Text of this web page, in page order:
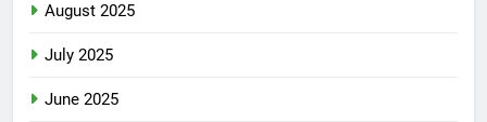
August 2025
July 2025
June 2025